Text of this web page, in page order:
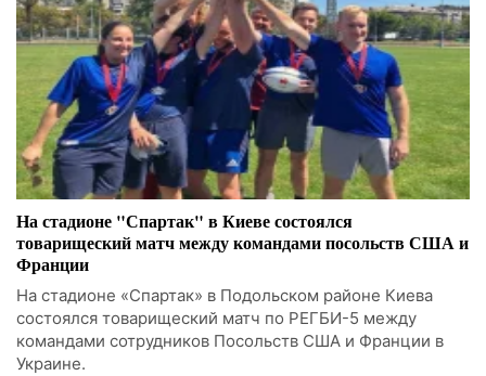
На стадионе "Спартак" в Киеве состоялся
товарищеский матч между командами посольств США и
Франции
На стадионе «Спартак» в Подольском районе Киева
состоялся товарищеский матч по РЕГБИ-5 между
командами сотрудников Посольств США и Франции в
Украине.